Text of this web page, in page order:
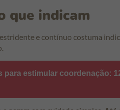
que indicam
e contínuo costuma
para estimular coordenação: